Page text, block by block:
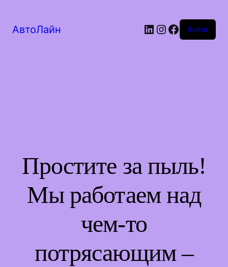
АвтоЛайн LinkedIn
Instagram
Facebook
Войти
Простите за пыль!
Мы работаем над
чем-то
потрясающим –